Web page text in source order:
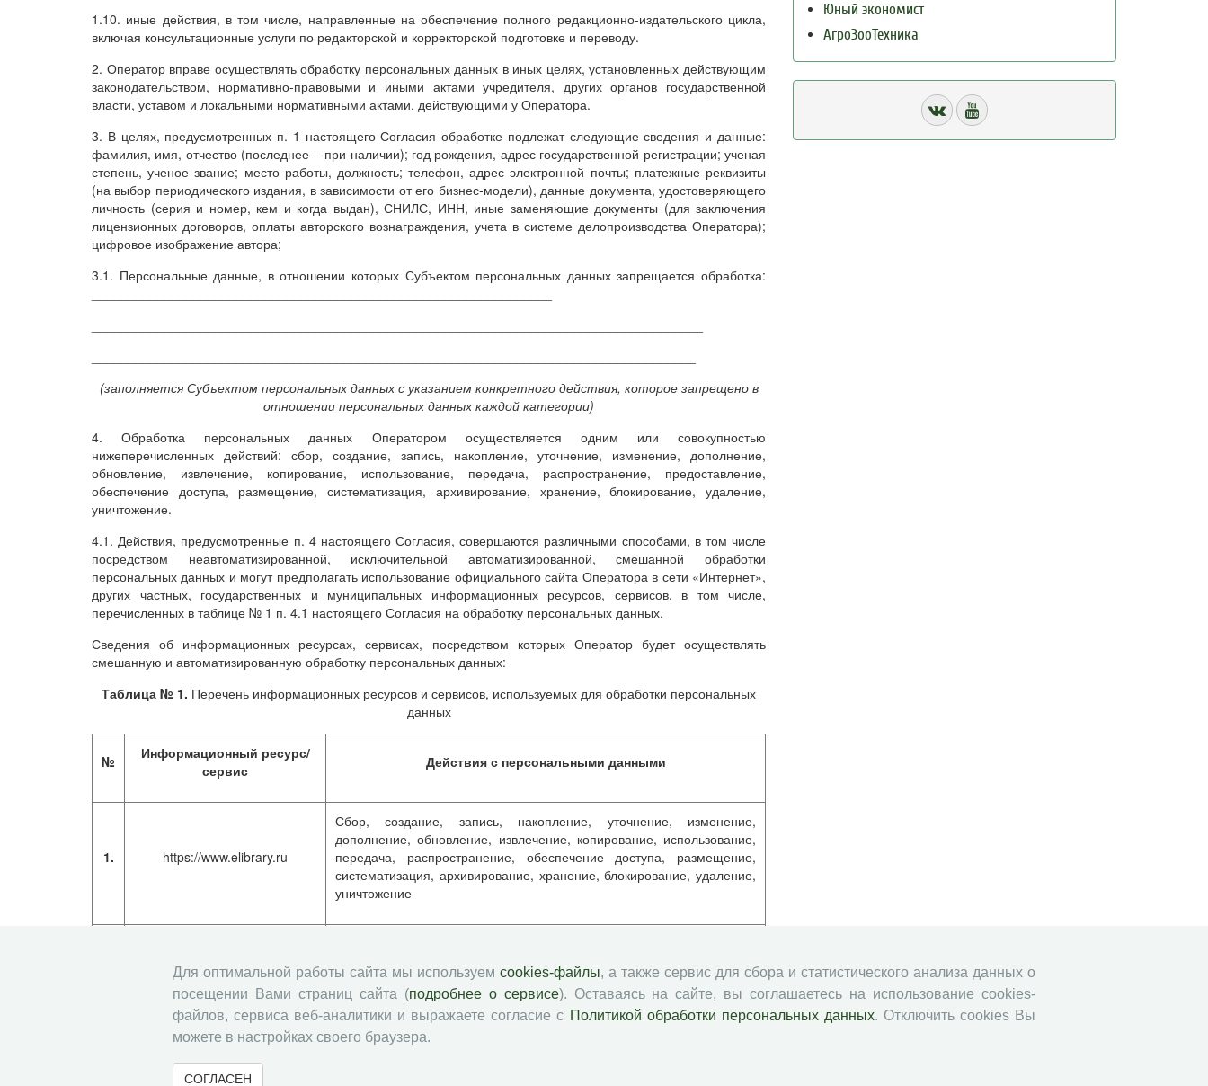
1.10. иные действия, в том числе, направленные на обеспечение полного редакционно-издательского цикла,
включая консультационные услуги по редакторской и корректорской подготовке и переводу.
2. Оператор вправе осуществлять обработку персональных данных в иных целях, установленных действующим
законодательством, нормативно-правовыми и иными актами учредителя, других органов государственной
власти, уставом и локальными нормативными актами, действующими у Оператора.
3. В целях, предусмотренных п. 1 настоящего Согласия обработке подлежат следующие сведения и данные:
фамилия, имя, отчество (последнее – при наличии); год рождения, адрес государственной регистрации; ученая
степень, ученое звание; место работы, должность; телефон, адрес электронной почты; платежные реквизиты
(на выбор периодического издания, в зависимости от его бизнес-модели), данные документа, удостоверяющего
личность (серия и номер, кем и когда выдан), СНИЛС, ИНН, иные заменяющие документы (для заключения
лицензионных договоров, оплаты авторского вознаграждения, учета в системе делопроизводства Оператора);
цифровое изображение автора;
3.1. Персональные данные, в отношении которых Субъектом персональных данных запрещается обработка:
(заполняется Субъектом персональных данных с указанием конкретного действия, которое запрещено в
отношении персональных данных каждой категории)
4. Обработка персональных данных Оператором осуществляется одним или совокупностью
нижеперечисленных действий: сбор, создание, запись, накопление, уточнение, изменение, дополнение,
обновление, извлечение, копирование, использование, передача, распространение, предоставление,
обеспечение доступа, размещение, систематизация, архивирование, хранение, блокирование, удаление,
уничтожение.
4.1. Действия, предусмотренные п. 4 настоящего Согласия, совершаются различными способами, в том числе
посредством неавтоматизированной, исключительной автоматизированной, смешанной обработки
персональных данных и могут предполагать использование официального сайта Оператора в сети «Интернет»,
других частных, государственных и муниципальных информационных ресурсов, сервисов, в том числе,
перечисленных в таблице № 1 п. 4.1 настоящего Согласия на обработку персональных данных.
Сведения об информационных ресурсах, сервисах, посредством которых Оператор будет осуществлять
смешанную и автоматизированную обработку персональных данных:
Таблица № 1. Перечень информационных ресурсов и сервисов, используемых для обработки персональных
данных
№
Информационный ресурс/
сервис
Действия с персональными данными
1. https://www.elibrary.ru
Сбор, создание, запись, накопление, уточнение, изменение,
дополнение, обновление, извлечение, копирование, использование,
передача, распространение, обеспечение доступа, размещение,
систематизация, архивирование, хранение, блокирование, удаление,
уничтожение
http://pdt.vscc.ac.ru/
дополнение, обновление, извлечение, копирование, использование,
передача, распространение, обеспечение доступа, размещение,
систематизация, архивирование, хранение, блокирование, удаление,
уничтожение
реализации Оператором права использования произведения, предоставляемого Субъектом персональных
Юный экономист
АгроЗооТехника
Для оптимальной работы сайта мы используем cookies-файлы, а также сервис для сбора и статистического анализа данных о
посещении Вами страниц сайта (подробнее о сервисе). Оставаясь на сайте, вы соглашаетесь на использование cookies-
файлов, сервиса веб-аналитики и выражаете согласие с Политикой обработки персональных данных. Отключить cookies Вы
можете в настройках своего браузера.
СОГЛАСЕН